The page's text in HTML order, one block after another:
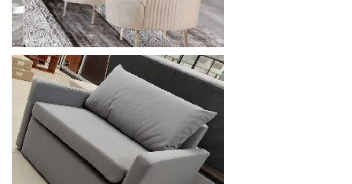
МЯГКАЯ МЕБЕЛЬ NIDONA NEW LINE - КРЕСЛО
Скидка 10%
от 5577.6 р.